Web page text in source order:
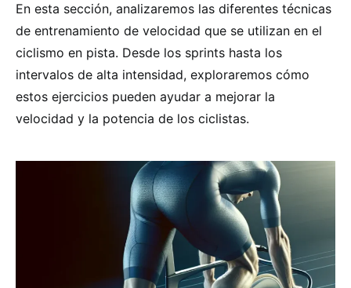
En esta sección, analizaremos las diferentes técnicas
de entrenamiento de velocidad que se utilizan en el
ciclismo en pista. Desde los sprints hasta los
intervalos de alta intensidad, exploraremos cómo
estos ejercicios pueden ayudar a mejorar la
velocidad y la potencia de los ciclistas.